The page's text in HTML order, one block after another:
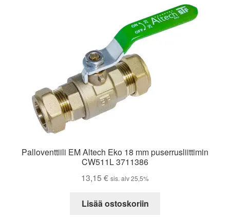
Palloventtiili EM Altech Eko 18 mm puserrusliittimin
CW511L 3711386
13,15 € sis. alv 25,5%
Lisää ostoskoriin